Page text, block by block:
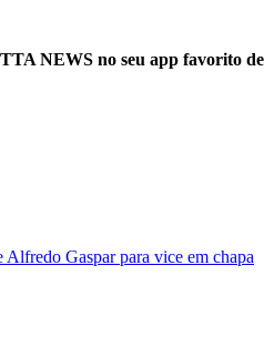
NEWS no seu app favorito de